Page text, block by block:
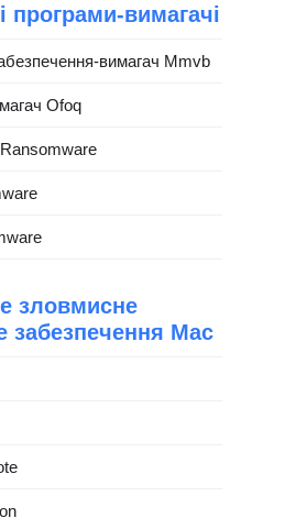
програми-вимагачі
вимагач Mmvb
Ofoq
зловмисне
забезпечення Mac